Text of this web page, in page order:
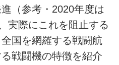
（参考・2020年度は
実際にこれを阻止する
国を網羅する戦闘航
戦闘機の特徴を紹介